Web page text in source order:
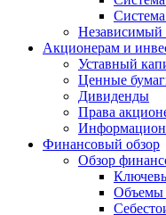
Независимый
Акционерам и
Уставный
Ценные
Дивиденды
Права
Финансовый обзор
Обзор
Объемы